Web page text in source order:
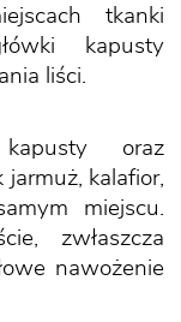
tkanki
kapusty
liści.
oraz
kalafior,
miejscu.
zwłaszcza
nawożenie